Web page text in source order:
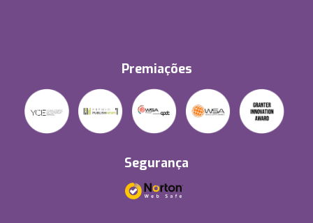
Premiações
Segurança